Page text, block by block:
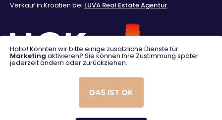
Verkauf in Kroatien bei LUVA Real Estate Agentur.
Hallo! Könnten wir bitte einige zusätzliche Dienste für
Marketing aktivieren? Sie können Ihre Zustimmung später
jederzeit ändern oder zurückziehen.
DAS IST OK